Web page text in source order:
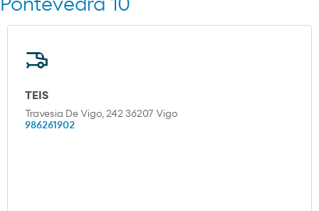
Pontevedra 10
TEIS
Travesia De Vigo, 242 36207 Vigo
986261902